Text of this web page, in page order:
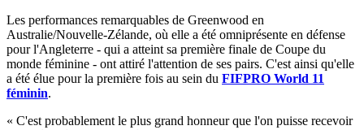
Les performances remarquables de Greenwood en
Australie/Nouvelle-Zélande, où elle a été omniprésente en défense
pour l'Angleterre - qui a atteint sa première finale de Coupe du
monde féminine - ont attiré l'attention de ses pairs. C'est ainsi qu'elle
a été élue pour la première fois au sein du FIFPRO World 11
féminin.
« C'est probablement le plus grand honneur que l'on puisse recevoir